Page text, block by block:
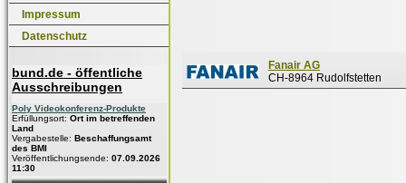
Impressum
Datenschutz
bund.de - öffentliche
Ausschreibungen
Poly Videokonferenz-Produkte
Erfüllungsort: Ort im betreffenden
Land
Vergabestelle: Beschaffungsamt
des BMI
Veröffentlichungsende: 07.09.2026
11:30
Fanair AG
CH-8964 Rudolfstetten